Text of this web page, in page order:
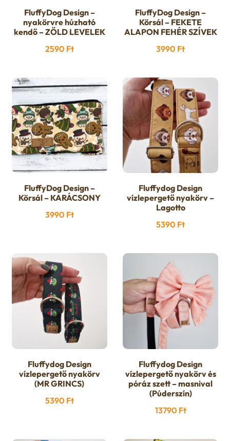
FluffyDog Design –
nyakörvre húzható
kendő – ZÖLD LEVELEK
2590 Ft
FluffyDog Design –
Körsál – FEKETE
ALAPON FEHÉR SZÍVEK
3990 Ft
FluffyDog Design –
Körsál – KARÁCSONY
3990 Ft
Fluffydog Design
vízlepergető nyakörv –
Lagotto
5390 Ft
Fluffydog Design
vízlepergető nyakörv
(MR GRINCS)
5390 Ft
Fluffydog Design
vízlepergető nyakörv és
póráz szett – masnival
(Púderszín)
13790 Ft